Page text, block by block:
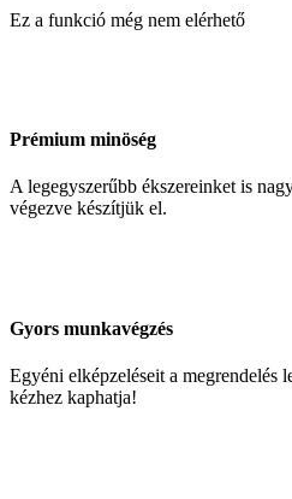
Ez a funkció még nem elérhető
Prémium minöség
A legegyszerűbb ékszereinket is
végezve készítjük el.
Gyors munkavégzés
Egyéni elképzeléseit a megrendelés
kézhez kaphatja!